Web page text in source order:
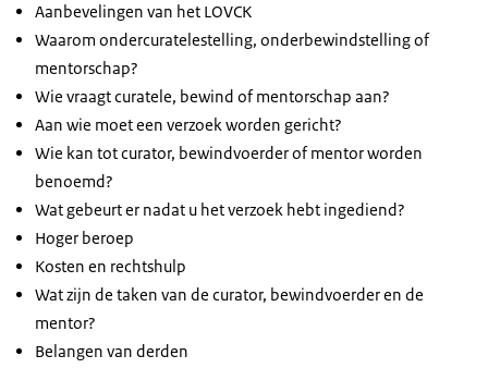
Aanbevelingen van het LOVCK
Waarom ondercuratelestelling, onderbewindstelling of
mentorschap?
Wie vraagt curatele, bewind of mentorschap aan?
Aan wie moet een verzoek worden gericht?
Wie kan tot curator, bewindvoerder of mentor worden
benoemd?
Wat gebeurt er nadat u het verzoek hebt ingediend?
Hoger beroep
Kosten en rechtshulp
Wat zijn de taken van de curator, bewindvoerder en de
mentor?
Belangen van derden